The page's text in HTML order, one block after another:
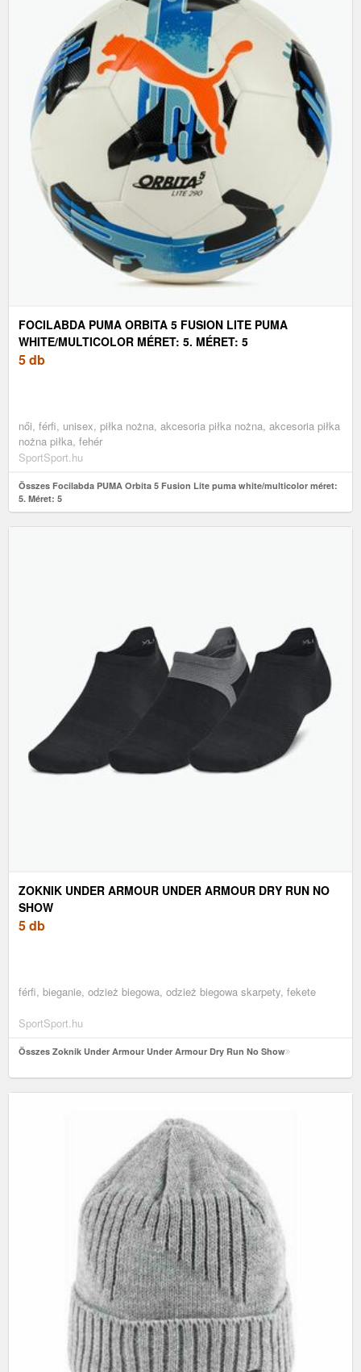
FOCILABDA PUMA ORBITA 5 FUSION LITE PUMA
WHITE/MULTICOLOR MÉRET: 5. MÉRET: 5
5 db
női, férfi, unisex, piłka nożna, akcesoria piłka nożna, akcesoria piłka
nożna piłka, fehér
SportSport.hu
Összes Focilabda PUMA Orbita 5 Fusion Lite puma white/multicolor méret:
5. Méret: 5
ZOKNIK UNDER ARMOUR UNDER ARMOUR DRY RUN NO
SHOW
5 db
férfi, bieganie, odzież biegowa, odzież biegowa skarpety, fekete
SportSport.hu
Összes Zoknik Under Armour Under Armour Dry Run No Show